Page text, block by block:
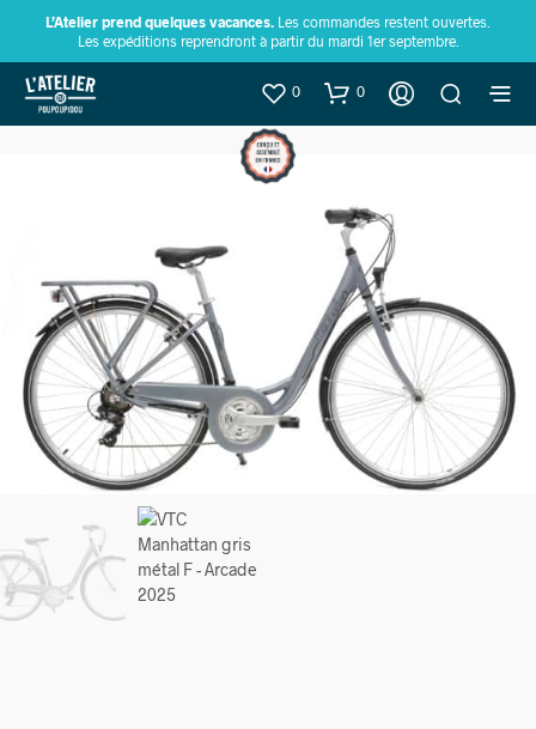
L’Atelier prend quelques vacances. Les commandes restent ouvertes.
Les expéditions reprendront à partir du mardi 1er septembre.
0 0